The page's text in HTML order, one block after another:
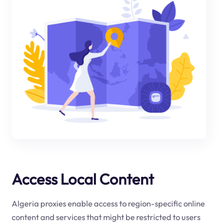
Access Local Content
Algeria proxies enable access to region-specific online
content and services that might be restricted to users